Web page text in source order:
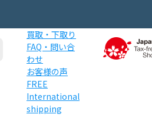
買取・下取り
FAQ・問い合
わせ
お客様の声
FREE
International
shipping